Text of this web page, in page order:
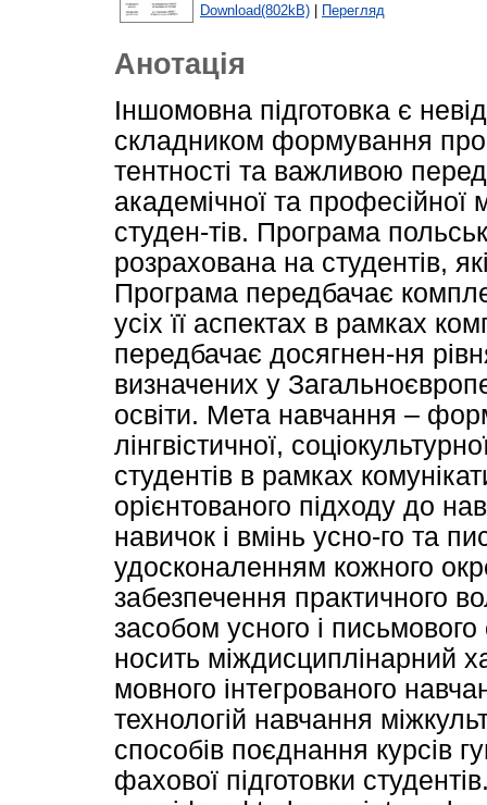
Download(802kB) | Перегляд
Анотація
Iншомовна підготовка є
складником формування
тентності та важливою
академічної та професійної
студен-тів. Програма
розрахована на студентів,
Програма передбачає
усіх її аспектах в рамках
передбачає досягнен-ня
визначених у
освіти. Мета навчання –
лінгвістичної,
студентів в рамках
орієнтованого підходу до
навичок і вмінь усно-го та
удосконаленням кожного
забезпечення практичного
засобом усного і
носить міждисциплінарний
мовного інтегрованого
технологій навчання
способів поєднання курсів
фахової підготовки